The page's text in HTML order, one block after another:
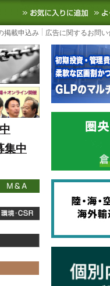
内外の最新の物流ニュお
掲載申込み 広告に関するお問
集中